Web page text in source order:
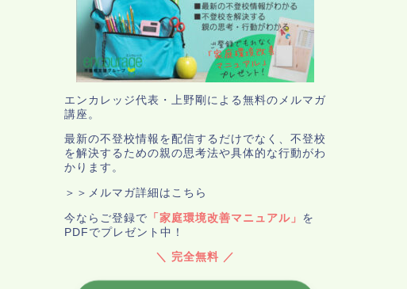
エンカレッジ代表・上野剛による無料のメルマガ
講座。
最新の不登校情報を配信するだけでなく、不登校
を解決するための親の思考法や具体的な行動がわ
かります。
＞＞メルマガ詳細はこちら
今ならご登録で 「家庭環境改善マニュアル」 を
PDFでプレゼント中！
＼ 完全無料 ／